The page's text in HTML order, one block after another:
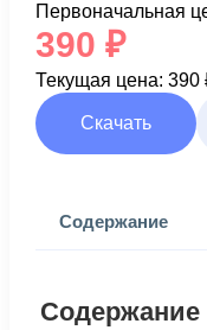
Первоначальная
390 ₽
Текущая цена: 390
Скачать
Содержание
Содержание